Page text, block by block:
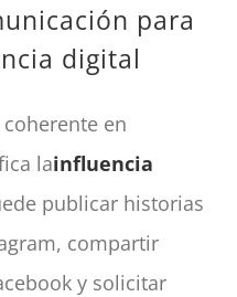
para
digital
en
lainfluencia
publicar historias
compartir
y solicitar